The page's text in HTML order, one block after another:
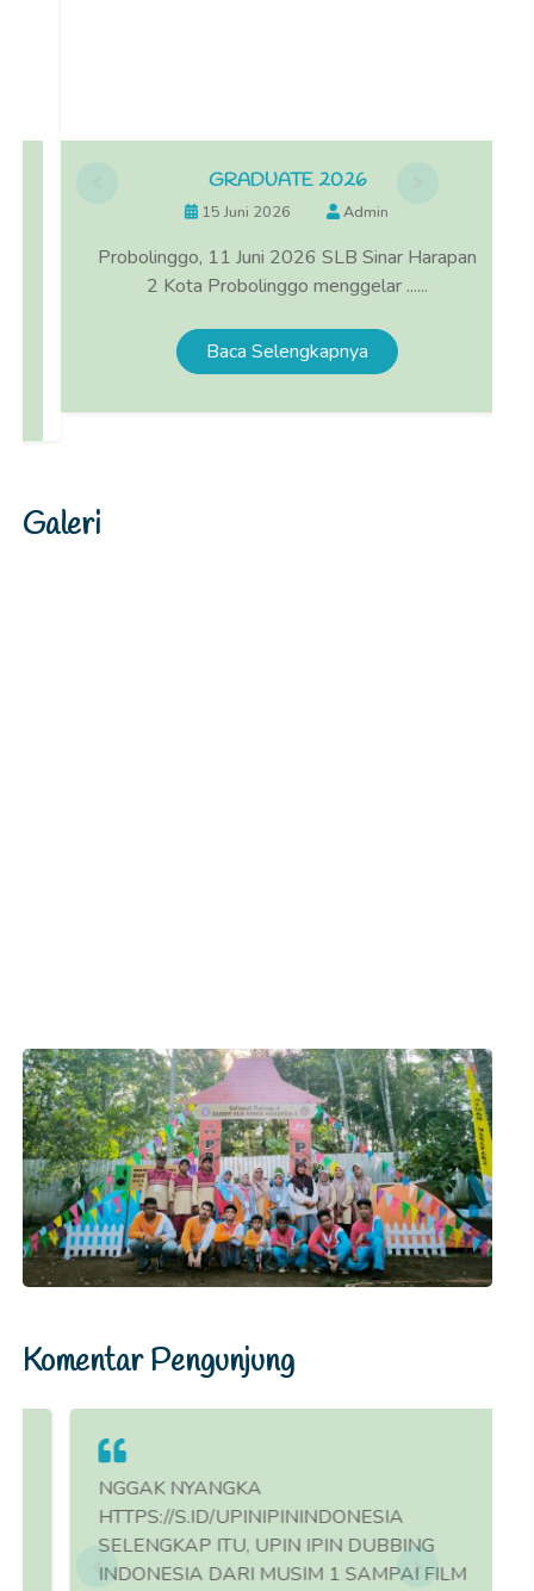
GRADUATE 2026
15 Juni 2026 Admin
Probolinggo, 11 Juni 2026 SLB Sinar Harapan
2 Kota Probolinggo menggelar ......
Baca Selengkapnya
Galeri
Komentar Pengunjung
NGGAK NYANGKA
HTTPS://S.ID/UPINIPININDONESIA
SELENGKAP ITU, UPIN IPIN DUBBING
INDONESIA DARI MUSIM 1 SAMPAI FILM